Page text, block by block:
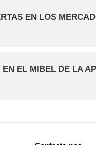
EN LOS
EL MIBEL DE LA